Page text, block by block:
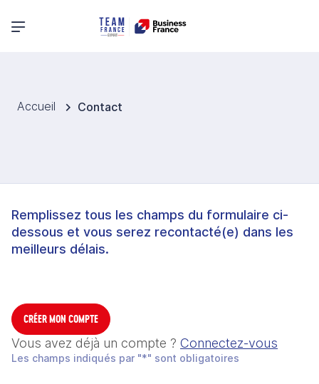
Menu principal
Accueil Contact
Remplissez tous les champs du formulaire ci-
dessous et vous serez recontacté(e) dans les
meilleurs délais.
CRÉER MON COMPTE
Vous avez déjà un compte ? Connectez-vous
Les champs indiqués par "*" sont obligatoires